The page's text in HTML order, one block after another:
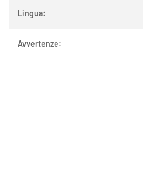
Lingua:
Avvertenze: